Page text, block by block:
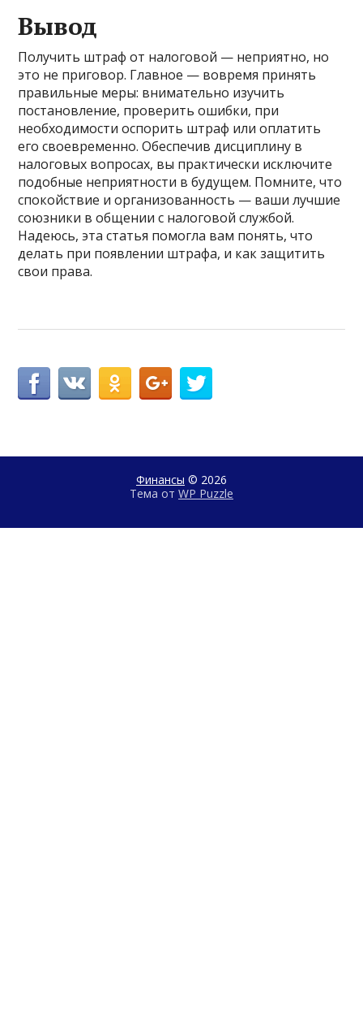
Вывод
Получить штраф от налоговой — неприятно, но
это не приговор. Главное — вовремя принять
правильные меры: внимательно изучить
постановление, проверить ошибки, при
необходимости оспорить штраф или оплатить
его своевременно. Обеспечив дисциплину в
налоговых вопросах, вы практически исключите
подобные неприятности в будущем. Помните, что
спокойствие и организованность — ваши лучшие
союзники в общении с налоговой службой.
Надеюсь, эта статья помогла вам понять, что
делать при появлении штрафа, и как защитить
свои права.
Финансы © 2026
Тема от WP Puzzle